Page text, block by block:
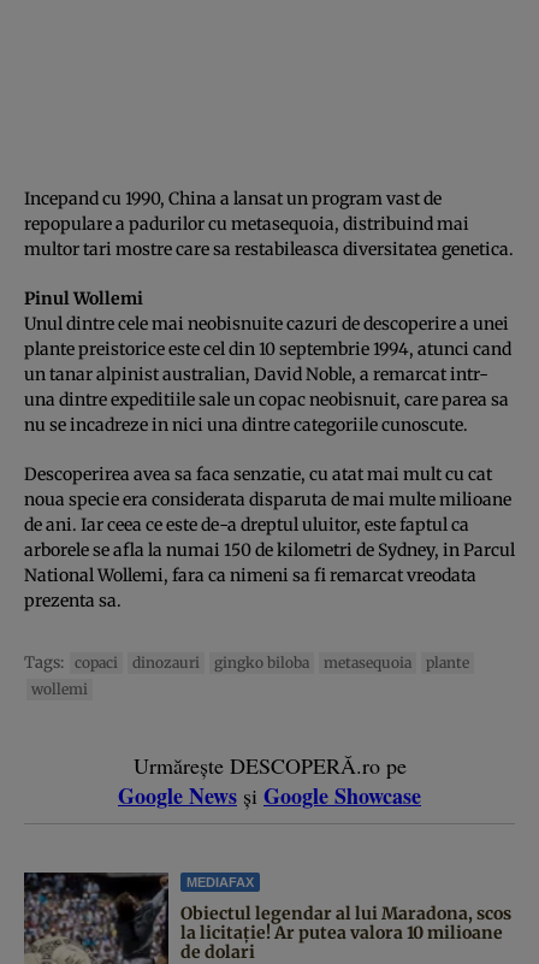
Incepand cu 1990, China a lansat un program vast de
repopulare a padurilor cu metasequoia, distribuind mai
multor tari mostre care sa restabileasca diversitatea genetica.
Pinul Wollemi
Unul dintre cele mai neobisnuite cazuri de descoperire a unei
plante preistorice este cel din 10 septembrie 1994, atunci cand
un tanar alpinist australian, David Noble, a remarcat intr-
una dintre expeditiile sale un copac neobisnuit, care parea sa
nu se incadreze in nici una dintre categoriile cunoscute.
Descoperirea avea sa faca senzatie, cu atat mai mult cu cat
noua specie era considerata disparuta de mai multe milioane
de ani. Iar ceea ce este de-a dreptul uluitor, este faptul ca
arborele se afla la numai 150 de kilometri de Sydney, in Parcul
National Wollemi, fara ca nimeni sa fi remarcat vreodata
prezenta sa.
Tags: copaci dinozauri gingko biloba metasequoia
plante
wollemi
Urmărește DESCOPERĂ.ro pe
Google News și Google Showcase
MEDIAFAX
Obiectul legendar al lui Maradona, scos
la licitație! Ar putea valora 10 milioane
de dolari